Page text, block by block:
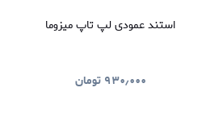
استند عمودی لپ تاپ میزوما
۹۳۰٫۰۰۰ تومان